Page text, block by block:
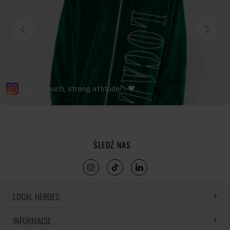
ŚLEDŹ NAS
LOCAL HEROES
LH MEMORIES
INFORMACJE